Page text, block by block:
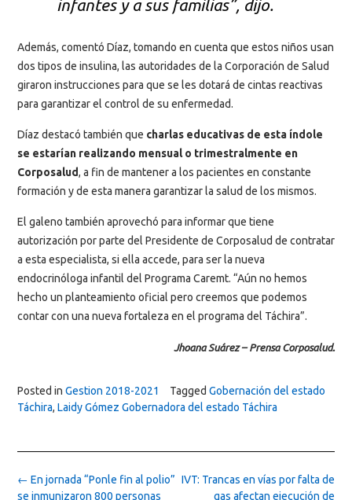
infantes y a sus familias”, dijo.
Además, comentó Díaz, tomando en cuenta que estos niños usan
dos tipos de insulina, las autoridades de la Corporación de Salud
giraron instrucciones para que se les dotará de cintas reactivas
para garantizar el control de su enfermedad.
Díaz destacó también que charlas educativas de esta índole
se estarían realizando mensual o trimestralmente en
Corposalud, a fin de mantener a los pacientes en constante
formación y de esta manera garantizar la salud de los mismos.
El galeno también aprovechó para informar que tiene
autorización por parte del Presidente de Corposalud de contratar
a esta especialista, si ella accede, para ser la nueva
endocrinóloga infantil del Programa Caremt. “Aún no hemos
hecho un planteamiento oficial pero creemos que podemos
contar con una nueva fortaleza en el programa del Táchira”.
Jhoana Suárez – Prensa Corposalud.
Posted in Gestion 2018-2021 Tagged Gobernación del estado
Táchira, Laidy Gómez Gobernadora del estado Táchira
Post
navigation
IVT: Trancas en vías por falta de
gas afectan ejecución de
← En jornada “Ponle fin al polio”
se inmunizaron 800 personas